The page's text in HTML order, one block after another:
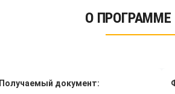
О ПРОГРАММЕ
Получаемый документ: